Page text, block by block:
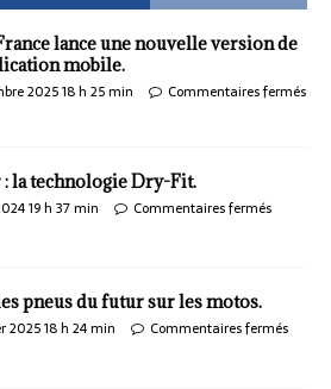
lance une nouvelle version de
mobile.
2025 18 h 25 min Commentaires fermés
la technologie Dry-Fit.
19 h 37 min Commentaires fermés
pneus du futur sur les motos.
2025 18 h 24 min Commentaires fermés